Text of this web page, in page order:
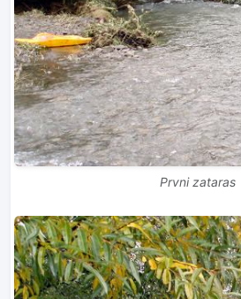
Prvni zataras